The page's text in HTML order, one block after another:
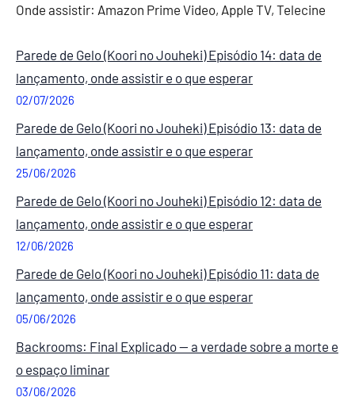
Onde assistir: Amazon Prime Video, Apple TV, Telecine
Parede de Gelo (Koori no Jouheki) Episódio 14: data de
lançamento, onde assistir e o que esperar
02/07/2026
Parede de Gelo (Koori no Jouheki) Episódio 13: data de
lançamento, onde assistir e o que esperar
25/06/2026
Parede de Gelo (Koori no Jouheki) Episódio 12: data de
lançamento, onde assistir e o que esperar
12/06/2026
Parede de Gelo (Koori no Jouheki) Episódio 11: data de
lançamento, onde assistir e o que esperar
05/06/2026
Backrooms: Final Explicado — a verdade sobre a morte e
o espaço liminar
03/06/2026